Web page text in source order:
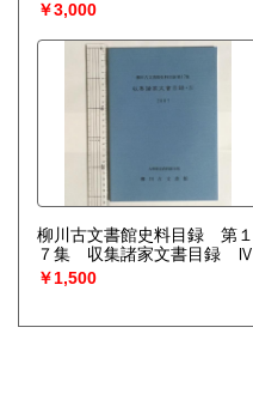
￥3,000
柳川古文書館史料目録 第１
７集 収集諸家文書目録 Ⅳ
￥1,500